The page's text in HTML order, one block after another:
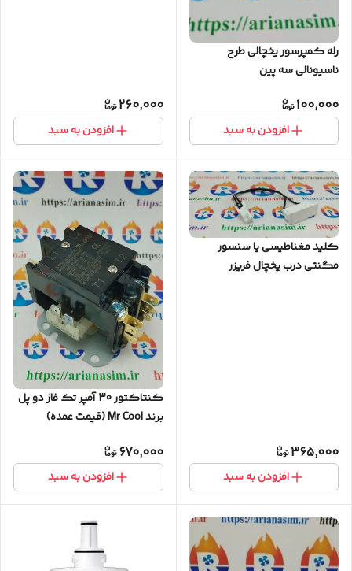
رله کمپرسور یخچالی طرح
ناسیونالی سه پین
100,000
افزودن به سبد
260,000
افزودن به سبد
کلید مغناطیسی یا سنسور
مگنتی درب یخچال فریزر
365,000
افزودن به سبد
کنتاکتور 30 آمپر تک فاز دو پل
برند Mr Cool (قیمت عمده)
670,000
افزودن به سبد